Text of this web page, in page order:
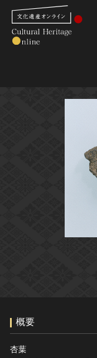
動画で見る無形の文化財
概要
杏葉